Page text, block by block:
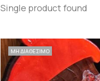
Single product found
ΜΗ ΔΙΑΘΕΣΙΜΟ